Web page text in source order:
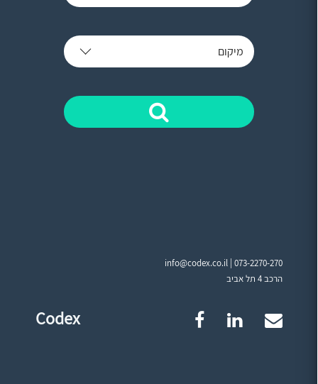
מיקום
info@codex.co.il |073-2270-270
הרכב 4 תל אביב
Codex